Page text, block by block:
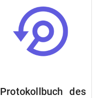
Protokollbuch des